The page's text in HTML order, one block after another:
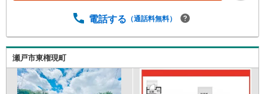
曜日も営業しております！*今から見たい！聞きたい！にス
方・買い替えの方など資金計画でご不安な方もおまかせく
ださい！弊社HPにて物件のルームツアーMOVIEを公開中!!
写真だけでは伝わらない物件の魅力をたっぷりご紹介して
おります♪さらに店内には豊富な物件資料や発売予定物件
等ございます☆
電話する （通話料無料）
瀬戸市東権現町